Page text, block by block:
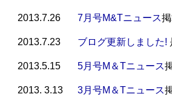
2013.7.26 7月号M&Tニュース
2013.7.23 ブログ更新しました!
2013.5.15 5月号M＆Tニュース
2013. 3.133月号M＆Tニュース